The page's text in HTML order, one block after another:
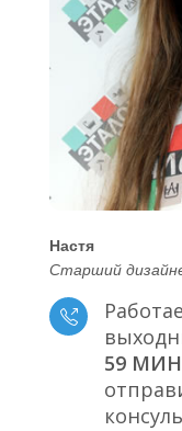
Настя
Старший
59